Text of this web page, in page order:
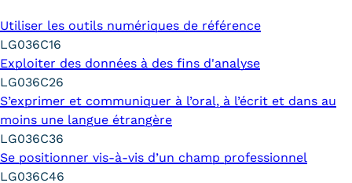
Utiliser les outils numériques de référence
LG036C16
Exploiter des données à des fins d'analyse
LG036C26
S’exprimer et communiquer à l’oral, à l’écrit et dans au
moins une langue étrangère
LG036C36
Se positionner vis-à-vis d’un champ professionnel
LG036C46